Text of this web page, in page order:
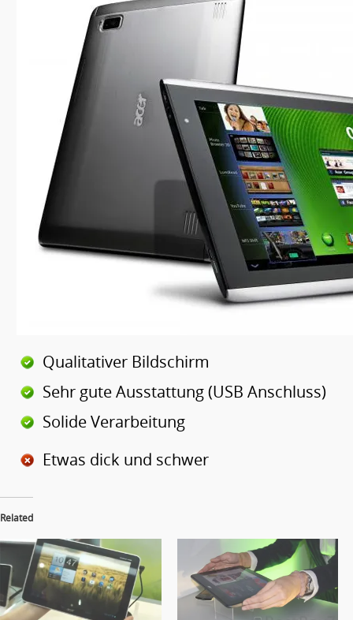
Qualitativer Bildschirm
Sehr gute Ausstattung (USB Anschluss)
Solide Verarbeitung
Etwas dick und schwer
Related